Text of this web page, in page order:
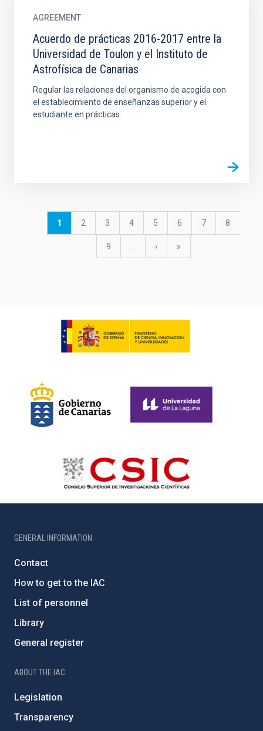
AGREEMENT
Acuerdo de prácticas 2016-2017 entre la
Universidad de Toulon y el Instituto de
Astrofísica de Canarias
Regular las relaciones del organismo de acogida con
el establecimiento de enseñanzas superior y el
estudiante en prácticas.
Current
1 Page
2 Page
3 Page
4 Page
5 Page
6 Page
7 Page
8
Page
9
Next
›
last
»
GENERAL INFORMATION
Contact
How to get to the IAC
List of personnel
Library
General register
ABOUT THE IAC
Legislation
Transparency